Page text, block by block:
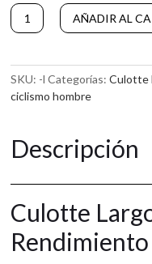
Culotte
Largo
Azul
cantidad
AÑADIR AL
SKU: -l Categorías:Culotte
ciclismo hombre
Descripción
Culotte
Rendimiento